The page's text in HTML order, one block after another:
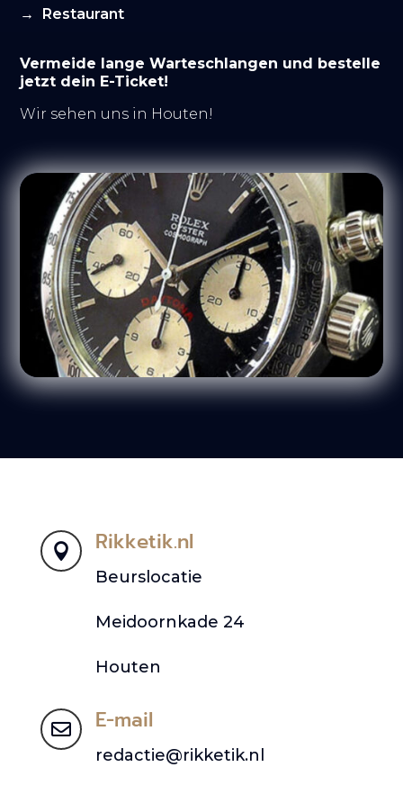
Restaurant
Vermeide lange Warteschlangen und bestelle
jetzt dein E-Ticket!
Wir sehen uns in Houten!
 Rikketik.nl
Beurslocatie
Meidoornkade 24
Houten
 E-mail
redactie@rikketik.nl